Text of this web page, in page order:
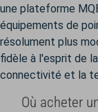
une plateforme
équipements de
résolument plus
fidèle à l'esprit de
connectivité et la
Où acheter